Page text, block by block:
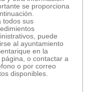
se proporciona
todos sus
puede
al ayuntamiento
en la
o contactar a
o por correo
disponibles.